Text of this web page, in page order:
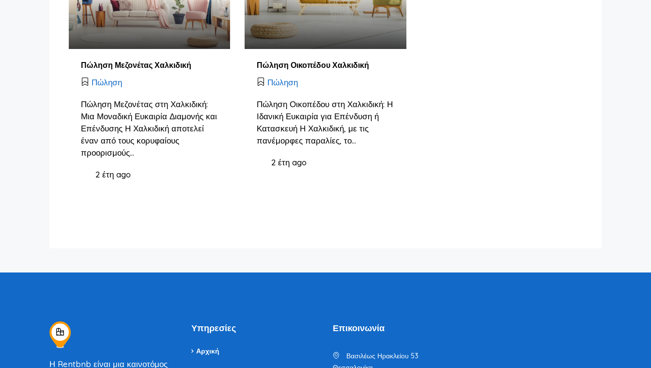
Πώληση Μεζονέτας Χαλκιδική
Πώληση
Πώληση Μεζονέτας στη Χαλκιδική:
Μια Μοναδική Ευκαιρία Διαμονής και
Επένδυσης Η Χαλκιδική αποτελεί
έναν από τους κορυφαίους
προορισμούς…
2 έτη ago
Πώληση Οικοπέδου Χαλκιδική
Πώληση
Πώληση Οικοπέδου στη Χαλκιδική: Η
Ιδανική Ευκαιρία για Επένδυση ή
Κατασκευή Η Χαλκιδική, με τις
πανέμορφες παραλίες, το…
2 έτη ago
Η Rentbnb είναι μια καινοτόμος
Υπηρεσίες
Αρχική
Επικοινωνία
Βασιλέως Ηρακλείου 53